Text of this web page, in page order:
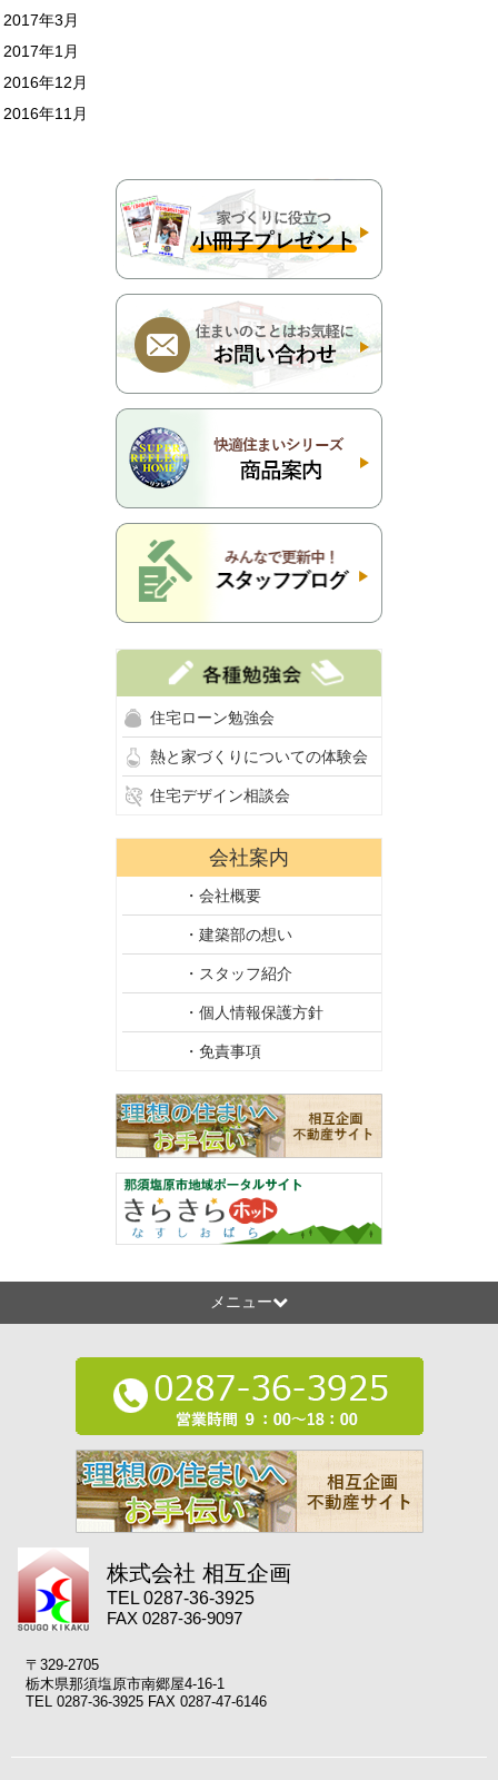
2017年3月
2017年1月
2016年12月
2016年11月
住宅ローン勉強会
熱と家づくりについての体験会
住宅デザイン相談会
会社案内
・会社概要
・建築部の想い
・スタッフ紹介
・個人情報保護方針
・免責事項
メニュー
株式会社 相互企画
TEL 0287-36-3925
FAX 0287-36-9097
〒329-2705
栃木県那須塩原市南郷屋4-16-1
TEL 0287-36-3925 FAX 0287-47-6146